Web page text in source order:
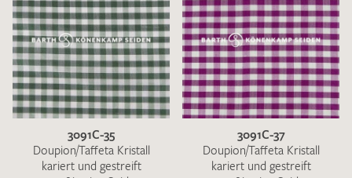
3091C-35
Doupion/Taffeta Kristall
kariert und gestreift
3091C-37
Doupion/Taffeta Kristall
kariert und gestreift